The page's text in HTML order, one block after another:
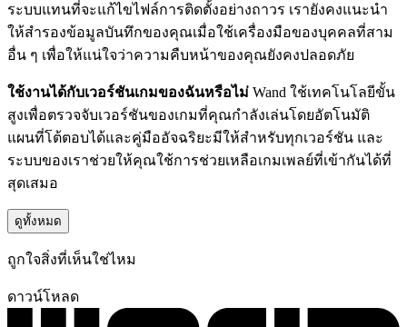
ระบบแทนที่จะแก้ไขไฟล์การติดตั้งอย่างถาวร เรายังคงแนะนำ
ให้สำรองข้อมูลบันทึกของคุณเมื่อใช้เครื่องมือของบุคคลที่สาม
อื่น ๆ เพื่อให้แน่ใจว่าความคืบหน้าของคุณยังคงปลอดภัย
ใช้งานได้กับเวอร์ชันเกมของฉันหรือไม่ Wand ใช้เทคโนโลยีขั้น
สูงเพื่อตรวจจับเวอร์ชันของเกมที่คุณกำลังเล่นโดยอัตโนมัติ
แผนที่โต้ตอบได้และคู่มืออัจฉริยะมีให้สำหรับทุกเวอร์ชัน และ
ระบบของเราช่วยให้คุณใช้การช่วยเหลือเกมเพลย์ที่เข้ากันได้ที่
สุดเสมอ
ดูทั้งหมด
ถูกใจสิ่งที่เห็นใช่ไหม
ดาวน์โหลด